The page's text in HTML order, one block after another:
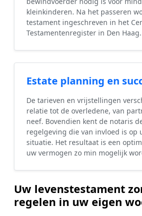
kleinkinderen. Na het passeren
testament ingeschreven in het
Testamentenregister in Den Haag.
Estate planning en
De tarieven en vrijstellingen
relatie tot de overledene, van
neef. Bovendien kent de notaris
regelgeving die van invloed is op
situatie. Het resultaat is een
uw vermogen zo min mogelijk
Uw levenstestament
regelen in uw eigen